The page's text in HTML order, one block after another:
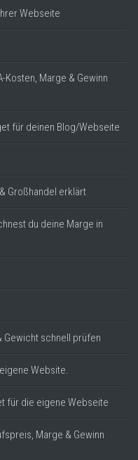
Webseite
Kosten, Marge & Gewinn
für deinen Blog/Webseite
Großhandel erklärt
du deine Marge in
Gewicht schnell prüfen
Website.
für die eigene Webseite
Marge & Gewinn